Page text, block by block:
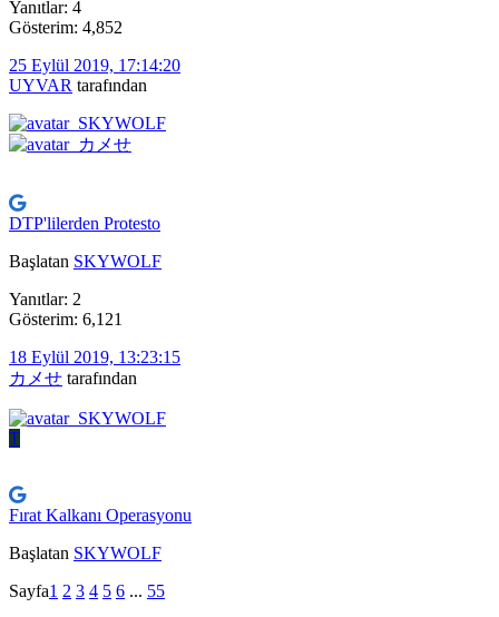
Yanıtlar: 4
Gösterim: 4,852
25 Eylül 2019, 17:14:20
UYVAR tarafından
DTP'lilerden Protesto
Başlatan SKYWOLF
Yanıtlar: 2
Gösterim: 6,121
18 Eylül 2019, 13:23:15
カメせ tarafından
T
Fırat Kalkanı Operasyonu
Başlatan SKYWOLF
Sayfa1 2 3 4 5 6 ... 55